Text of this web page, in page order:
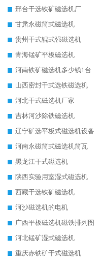
邢台干选铁矿磁选机厂
甘肃永磁筒式磁选机
贵州干式辊式强磁选机
青海锰矿平板磁选机
河南铁矿磁选机多少钱1台
山西密封干式选铁磁选机
河北干式磁选机厂家
吉林河沙除铁磁选机
辽宁矿选平板式磁选机设备
河南永磁筒式磁选机筒瓦
黑龙江干式磁选机
陕西实验用室湿式磁选机
西藏干选铁矿磁选机
河沙磁选机的电机
广西平板磁选机磁铁排列图
河北锰矿湿式磁选机
重庆赤铁矿干式磁选机